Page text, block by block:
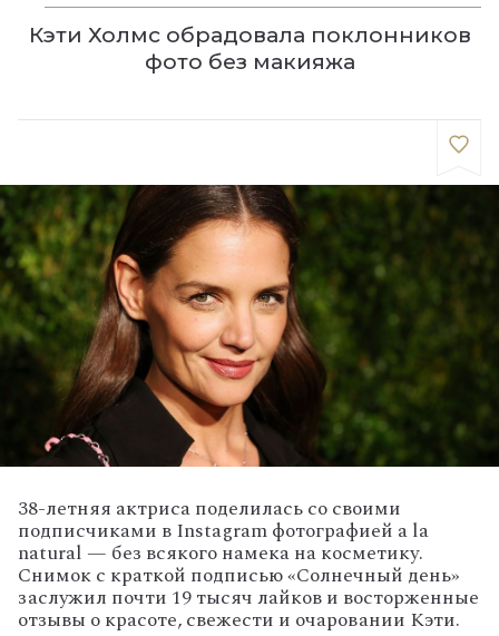
Кэти Холмс обрадовала поклонников
фото без макияжа
38-летняя актриса поделилась со своими
подписчиками в Instagram фотографией a la
natural — без всякого намека на косметику.
Снимок с краткой подписью «Солнечный день»
заслужил почти 19 тысяч лайков и восторженные
отзывы о красоте, свежести и очаровании Кэти.